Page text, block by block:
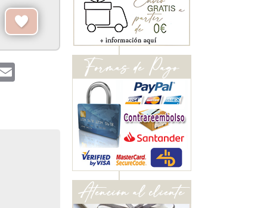
Email